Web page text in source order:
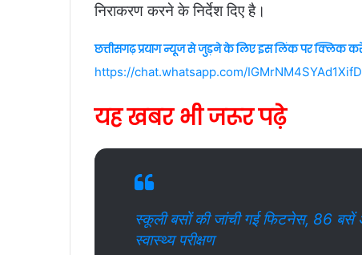
निराकरण करने के निर्देश दिए है।
छत्तीसगढ़ प्रयाग न्यूज से जुड़ने के लिए इस लिंक पर क्लिक
https://chat.whatsapp.com/
यह खबर भी जरूर पढ़े
स्कूली बसों की जांची गई फिटनेस, 86 बसें
स्वास्थ्य परीक्षण